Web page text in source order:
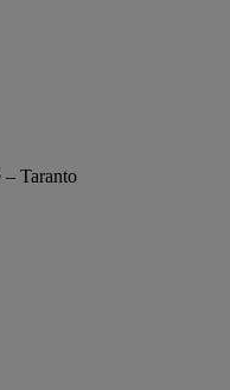
Taranto